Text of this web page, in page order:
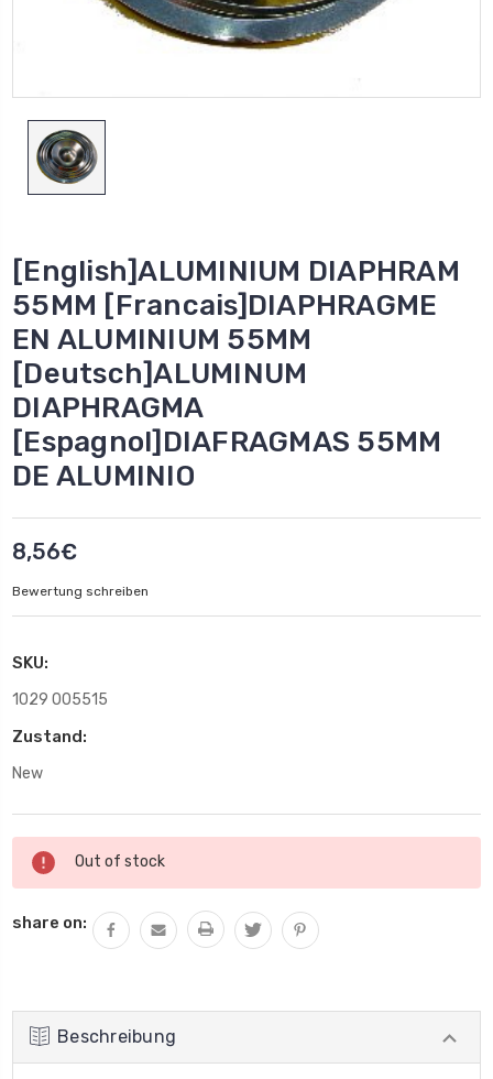
[English]ALUMINIUM DIAPHRAM
55MM [Francais]DIAPHRAGME
EN ALUMINIUM 55MM
[Deutsch]ALUMINUM
DIAPHRAGMA
[Espagnol]DIAFRAGMAS 55MM
DE ALUMINIO
8,56€
Bewertung schreiben
SKU:
1029 005515
Zustand:
New
Aktueller
Lagerbestand:
Out of stock
share on:
Beschreibung